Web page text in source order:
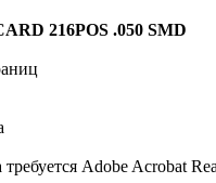
216POS .050 SMD
Adobe Acrobat